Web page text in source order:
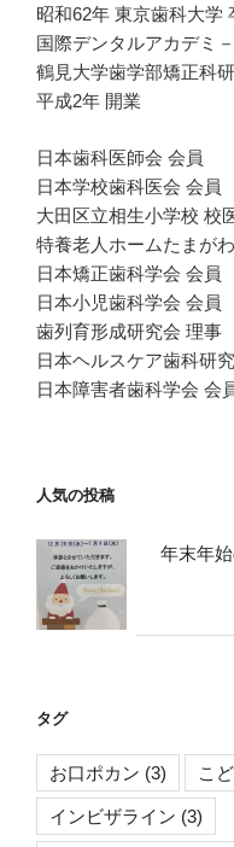
昭和62年 東京歯科大学
国際デンタルアカデミ
鶴見大学歯学部矯正科
平成2年 開業
日本歯科医師会 会員
日本学校歯科医会 会員
大田区立相生小学校 校
特養老人ホームたまが
日本矯正歯科学会 会員
日本小児歯科学会 会員
歯列育形成研究会 理事
日本ヘルスケア歯科研
日本障害者歯科学会 会
人気の投稿
年末年
タグ
お口ポカン (3) こ
インビザライン (3)